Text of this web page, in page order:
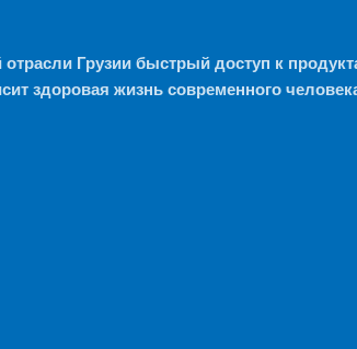
отрасли Грузии быстрый доступ к
здоровая жизнь современного